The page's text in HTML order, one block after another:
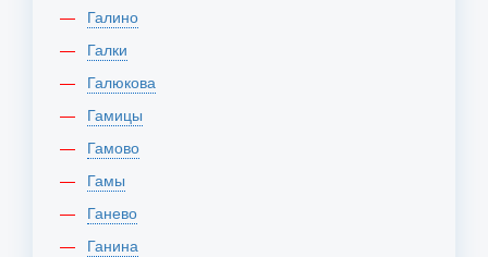
Галино
Галки
Галюкова
Гамицы
Гамово
Гамы
Ганево
Ганина